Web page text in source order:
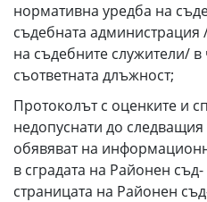
нормативна уредба на
съдебната администрация
на съдебните служители/ в
съответната длъжност;
Протоколът с оценките и
недопуснати до
обявяват на
в сградата на Районен
страницата на Районен